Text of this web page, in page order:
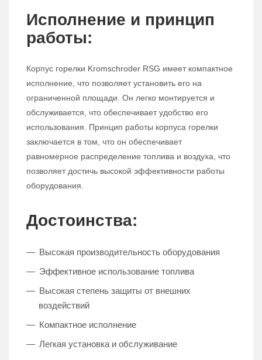
Исполнение и принцип
работы:
Корпус горелки Kromschroder RSG имеет компактное
исполнение, что позволяет установить его на
ограниченной площади. Он легко монтируется и
обслуживается, что обеспечивает удобство его
использования. Принцип работы корпуса горелки
заключается в том, что он обеспечивает
равномерное распределение топлива и воздуха, что
позволяет достичь высокой эффективности работы
оборудования.
Достоинства:
Высокая производительность оборудования
Эффективное использование топлива
Высокая степень защиты от внешних
воздействий
Компактное исполнение
Легкая установка и обслуживание